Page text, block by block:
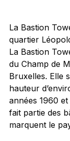
La Bastion
quartier
La Bastion
du Champ de
Bruxelles. Elle
hauteur
années 1960
fait partie des
marquent le